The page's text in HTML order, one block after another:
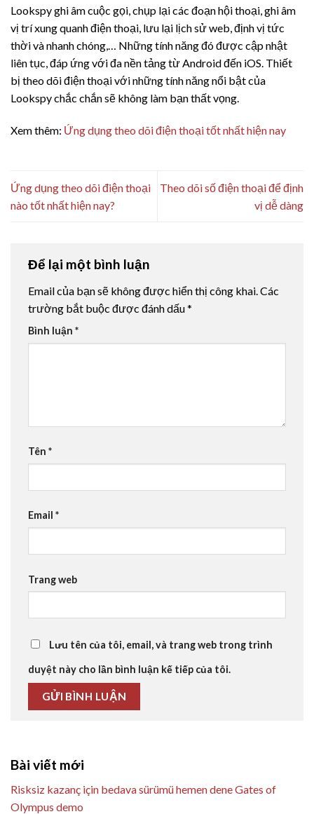
Lookspy ghi âm cuộc gọi, chụp lại các đoạn hội thoại, ghi âm
vị trí xung quanh điện thoại, lưu lại lịch sử web, định vị tức
thời và nhanh chóng,… Những tính năng đó được cập nhật
liên tục, đáp ứng với đa nền tảng từ Android đến iOS. Thiết
bị theo dõi điện thoại với những tính năng nổi bật của
Lookspy chắc chắn sẽ không làm bạn thất vọng.
Xem thêm: Ứng dụng theo dõi điện thoại tốt nhất hiện nay
Ứng dụng theo dõi điện thoại
nào tốt nhất hiện nay?
Theo dõi số điện thoại để định
vị dễ dàng
Để lại một bình luận
Email của bạn sẽ không được hiển thị công khai.Các
trường bắt buộc được đánh dấu*
Bình luận *
Tên *
Email *
Trang web
Lưu tên của tôi, email, và trang web trong trình
duyệt này cho lần bình luận kế tiếp của tôi.
Bài viết mới
Risksiz kazanç için bedava sürümü hemen dene Gates of
Olympus demo